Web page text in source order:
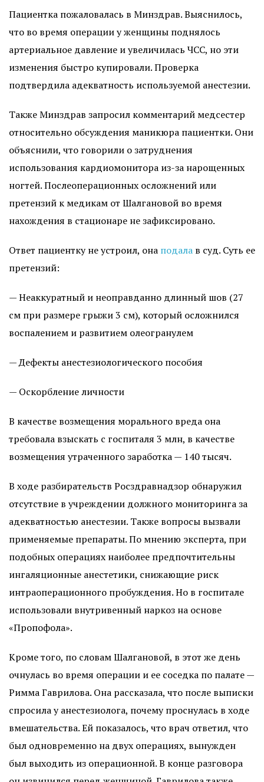
Пациентка пожаловалась в Минздрав. Выяснилось,
что во время операции у женщины поднялось
артериальное давление и увеличилась ЧСС, но эти
изменения быстро купировали. Проверка
подтвердила адекватность используемой анестезии.
Также Минздрав запросил комментарий медсестер
относительно обсуждения маникюра пациентки. Они
объяснили, что говорили о затруднения
использования кардиомонитора из-за нарощенных
ногтей. Послеоперационных осложнений или
претензий к медикам от Шалгановой во время
нахождения в стационаре не зафиксировано.
Ответ пациентку не устроил, она подала в суд. Суть ее
претензий:
— Неаккуратный и неоправданно длинный шов (27
см при размере грыжи 3 см), который осложнился
воспалением и развитием олеогранулем
— Дефекты анестезиологического пособия
— Оскорбление личности
В качестве возмещения морального вреда она
требовала взыскать с госпиталя 3 млн, в качестве
возмещения утраченного заработка — 140 тысяч.
В ходе разбирательств Росздравнадзор обнаружил
отсутствие в учреждении должного мониторинга за
адекватностью анестезии. Также вопросы вызвали
применяемые препараты. По мнению эксперта, при
подобных операциях наиболее предпочтительны
ингаляционные анестетики, снижающие риск
интраоперационного пробуждения. Но в госпитале
использовали внутривенный наркоз на основе
«Пропофола».
Кроме того, по словам Шалгановой, в этот же день
очнулась во время операции и ее соседка по палате —
Римма Гаврилова. Она рассказала, что после выписки
спросила у анестезиолога, почему проснулась в ходе
вмешательства. Ей показалось, что врач ответил, что
был одновременно на двух операциях, вынужден
был выходить из операционной. В конце разговора